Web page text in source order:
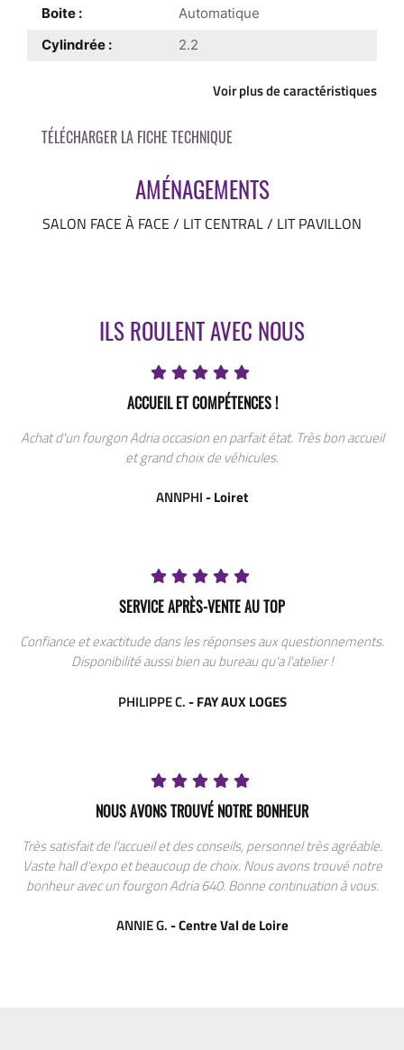
Boite :
Automatique
Cylindrée :
2.2
Voir plus de caractéristiques
AMÉNAGEMENTS
SALON FACE À FACE / LIT CENTRAL / LIT PAVILLON
ILS ROULENT AVEC NOUS
ACCUEIL ET COMPÉTENCES !
Achat d'un fourgon Adria occasion en parfait état. Très bon accueil
et grand choix de véhicules.
ANNPHI- Loiret
SERVICE APRÈS-VENTE AU TOP
Confiance et exactitude dans les réponses aux questionnements.
Disponibilité aussi bien au bureau qu'a l'atelier !
PHILIPPE C.- FAY AUX LOGES
NOUS AVONS TROUVÉ NOTRE BONHEUR
Très satisfait de l'accueil et des conseils, personnel très agréable.
Vaste hall d'expo et beaucoup de choix. Nous avons trouvé notre
bonheur avec un fourgon Adria 640. Bonne continuation à vous.
ANNIE G.- Centre Val de Loire